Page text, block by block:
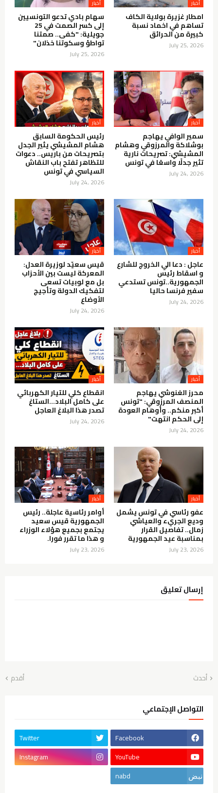
أخبار
امطار غزيرة بولاية الكاف
تساهم في اخماد نسبة
كبيرة من الحرائق
July 25, 2026
أخبار
سهام بادي تدعو التونسيين
إلى كسر الصمت في 25
جويلية: "كفى.. صمتنا
تواطؤ وسكوتنا خذلان"
July 25, 2026
أخبار
سمير الوافي يهاجم
بوشلاكة والمرزوقي وهشام
المشيشي: تصريحات نارية
تثير جدلًا واسعًا في تونس
July 24, 2026
أخبار
رئيس الحكومة السابق
هشام المشيشي يثير الجدل
بتصريحات من باريس.. دعوات
للتظاهر تفتح باب النقاش
السياسي في تونس
July 24, 2026
أخبار
عاجل : دعا الي الخروج للشارع
و اسقاط رئيس
الجمهورية..تونس تستدعي
سفير فرنسا حاليا
July 24, 2026
أخبار
قيس سعيّد لوزيرة العدل:
المعركة ليست بين الأحزاب
بل مع لوبيات تسعى
لتفكيك الدولة وتأجيج
الأوضاع
July 24, 2026
أخبار
محرز الغنوشي يهاجم
المنصف المرزوقي: "تونس
أكبر منكم.. وأوهام العودة
إلى الحكم انتهت"
July 24, 2026
أخبار
انقطاع كلي للتيار الكهربائي
على كامل البلاد…الستاغ
تصدر هذا البلاغ العاجل
July 24, 2026
أخبار
عفو رئاسي في تونس يشمل
وديع الجريء والعياشي
زمال.. تفاصيل القرار
بمناسبة عيد الجمهورية
July 23, 2026
أخبار
أوامر رئاسية عاجلة.. رئيس
الجمهورية قيس سعيد
يجتمع بجميع هؤلاء الوزراء
و هذا ما تقرر فورا.
July 23, 2026
إرسال تعليق
أحدث أقدم
التواصل الإجتماعي
Facebook
Twitter
YouTube
Instagram
nabd